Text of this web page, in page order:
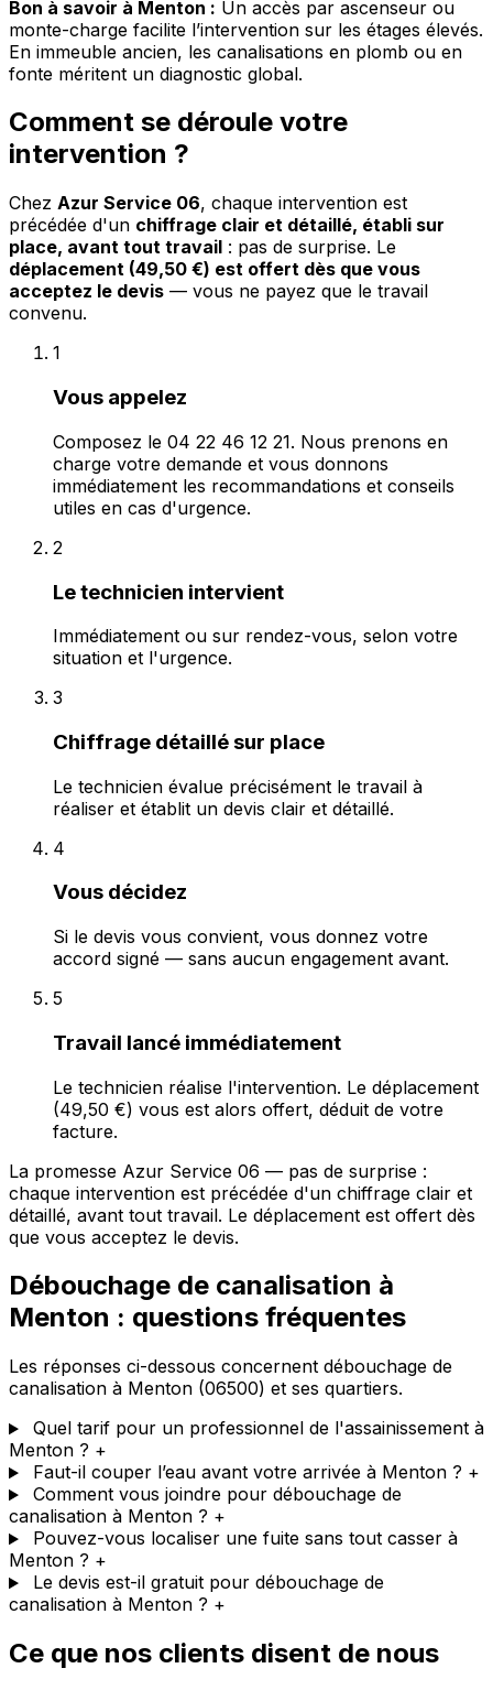
Bon à savoir à Menton : Un accès par ascenseur ou
monte-charge facilite l’intervention sur les étages élevés.
En immeuble ancien, les canalisations en plomb ou en
fonte méritent un diagnostic global.
Comment se déroule votre
intervention ?
Chez Azur Service 06, chaque intervention est
précédée d'un chiffrage clair et détaillé, établi sur
place, avant tout travail : pas de surprise. Le
déplacement (49,50 €) est offert dès que vous
acceptez le devis — vous ne payez que le travail
convenu.
1
Vous appelez
Composez le 04 22 46 12 21. Nous prenons en
charge votre demande et vous donnons
immédiatement les recommandations et conseils
utiles en cas d'urgence.
2
Le technicien intervient
Immédiatement ou sur rendez-vous, selon votre
situation et l'urgence.
3
Chiffrage détaillé sur place
Le technicien évalue précisément le travail à
réaliser et établit un devis clair et détaillé.
4
Vous décidez
Si le devis vous convient, vous donnez votre
accord signé — sans aucun engagement avant.
5
Travail lancé immédiatement
Le technicien réalise l'intervention. Le déplacement
(49,50 €) vous est alors offert, déduit de votre
facture.
La promesse Azur Service 06 — pas de surprise :
chaque intervention est précédée d'un chiffrage clair et
détaillé, avant tout travail. Le déplacement est offert dès
que vous acceptez le devis.
Débouchage de canalisation à
Menton : questions fréquentes
Les réponses ci-dessous concernent débouchage de
canalisation à Menton (06500) et ses quartiers.
Quel tarif pour un professionnel de l'assainissement à
Menton ? +
Faut-il couper l’eau avant votre arrivée à Menton ? +
Comment vous joindre pour débouchage de
canalisation à Menton ? +
Pouvez-vous localiser une fuite sans tout casser à
Menton ? +
Le devis est-il gratuit pour débouchage de
canalisation à Menton ? +
Ce que nos clients disent de nous